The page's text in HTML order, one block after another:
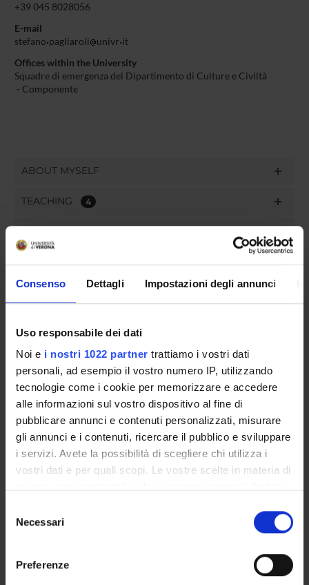
Consenso Dettagli Impostazioni degli annunci
Uso responsabile dei dati
Noi e i nostri 1022 partner trattiamo i vostri dati
personali, ad esempio il vostro numero IP, utilizzando
tecnologie come i cookie per memorizzare e accedere
alle informazioni sul vostro dispositivo al fine di
pubblicare annunci e contenuti personalizzati, misurare
gli annunci e i contenuti, ricercare il pubblico e sviluppare
i servizi. Avete la possibilità di scegliere chi utilizza i
vostri dati e per quali scopi. Le vostre scelte in materia di
modificare o revocare il proprio consenso in qualsiasi
momento dalla Dichiarazione sui cookie o facendo clic
delNecessari
Preferenze
+39 045 8028056
E-mail
stefano pagliaroli univr it
Offices within the University
Squadre di emergenza del Dipartimento di Culture e Civiltà
- Componente
ABOUT MYSELF
TEACHING 4
RESEARCH
ASSIGNMENTS
ORGANISATION
GOVERNANCE
COMMITTEES
DEPARTMENT ADMINISTRATION OFFICES